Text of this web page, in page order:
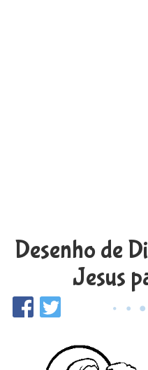
Desenho de
Jesus